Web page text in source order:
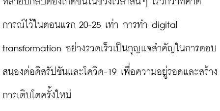
การณ์ไว้ในตอนแรก 20-25 เท่า การทำ digital
transformation อย่างรวดเร็วเป็นกุญแจสำคัญในการตอบ
สนองต่อดิสรัปชันและโควิด-19 เพื่อความอยู่รอดและสร้าง
การเติบโตครั้งใหม่